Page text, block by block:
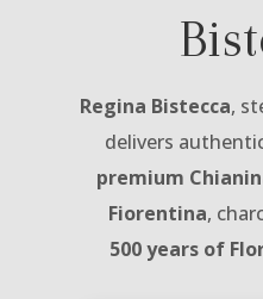
Regina Bistecca,
delivers
premium
Fiorentina,
500 years of